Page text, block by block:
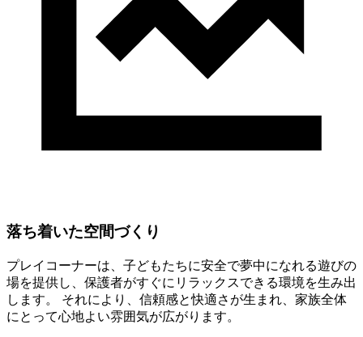
落ち着いた空間づくり
プレイコーナーは、子どもたちに安全で夢中になれる遊びの
場を提供し、保護者がすぐにリラックスできる環境を生み出
します。 それにより、信頼感と快適さが生まれ、家族全体
にとって心地よい雰囲気が広がります。